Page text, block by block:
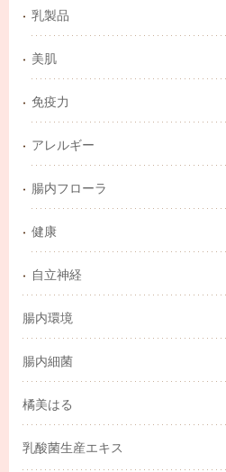
乳製品
美肌
免疫力
アレルギー
腸内フローラ
健康
自立神経
腸内環境
腸内細菌
橘美はる
乳酸菌生産エキス